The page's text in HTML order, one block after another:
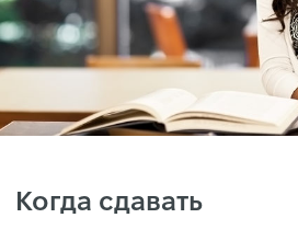
Когда сдавать